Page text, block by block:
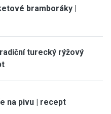
bramboráky |
turecký rýžový
na pivu | recept